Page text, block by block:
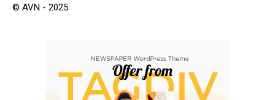
© AVN - 2025